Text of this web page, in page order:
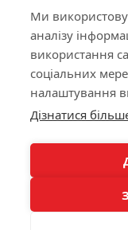
Ми
аналізу
використання
соціальних
налаштування
Дізнатися
Ліцензія МОЗ
Наша адреса